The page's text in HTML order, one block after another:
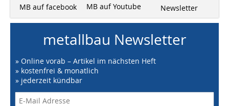
MB auf facebook MB auf Youtube Newsletter
metallbau Newsletter
» Online vorab – Artikel im nächsten Heft
» kostenfrei & monatlich
» jederzeit kündbar